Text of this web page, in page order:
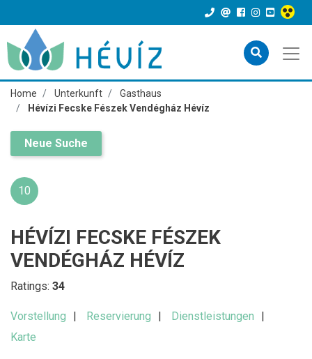
Home Unterkunft
Gasthaus
Hévízi Fecske Fészek Vendégház Hévíz
Neue Suche
10
HÉVÍZI FECSKE FÉSZEK
VENDÉGHÁZ HÉVÍZ
Ratings: 34
Vorstellung Reservierung
Dienstleistungen
Karte